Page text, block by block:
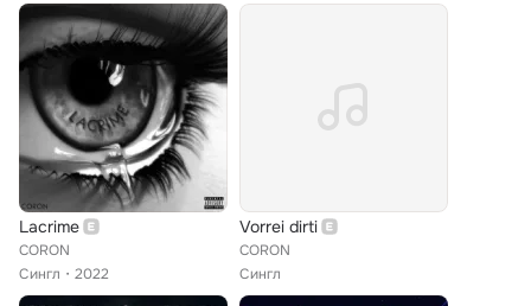
Lacrime
CORON
Сингл
2022
Vorrei dirti
CORON
Сингл